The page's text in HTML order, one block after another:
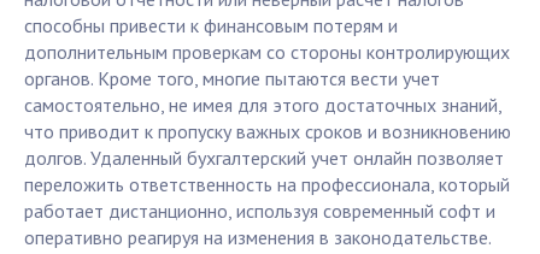
способны привести к финансовым потерям и
дополнительным проверкам со стороны контролирующих
органов. Кроме того, многие пытаются вести учет
самостоятельно, не имея для этого достаточных знаний,
что приводит к пропуску важных сроков и возникновению
долгов. Удаленный бухгалтерский учет онлайн позволяет
переложить ответственность на профессионала, который
работает дистанционно, используя современный софт и
оперативно реагируя на изменения в законодательстве.